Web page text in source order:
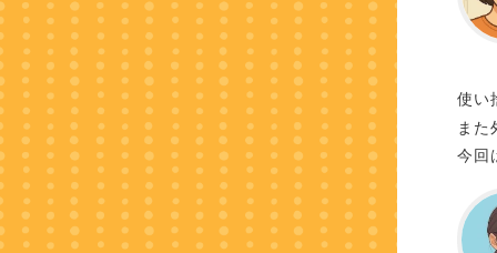
使い
また
今回